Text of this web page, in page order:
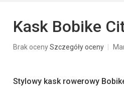
Stylowy kask rowerowy
Kask Bobike
Średnia
0,0
Brak ocenySzczegóły oceny